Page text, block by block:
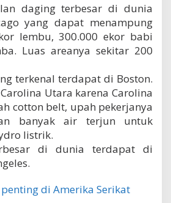
daging terbesar di dunia
yang dapat menampung
lembu, 300.000 ekor babi
Luas areanya sekitar 200
terkenal terdapat di Boston.
Utara karena Carolina
cotton belt, upah pekerjanya
banyak air terjun untuk
listrik.
di dunia terdapat di
di Amerika Serikat